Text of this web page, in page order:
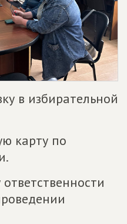
в избирательной
карту по